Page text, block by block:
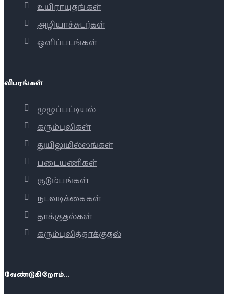
உயிராயுதங்கள்
அழியாச்சுடர்கள்
ஒளிப்படங்கள்
விபரங்கள்
முழுப்பட்டியல்
கரும்புலிகள்
துயிலுமில்லங்கள்
படையணிகள்
குடும்பங்கள்
நடவடிக்கைகள்
தாக்குதல்கள்
கரும்புலித்தாக்குதல்
வேண்டுகிறோம்...